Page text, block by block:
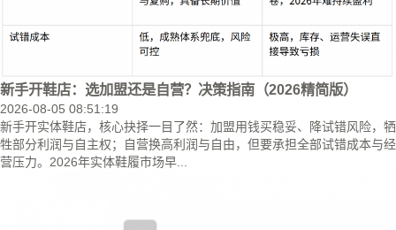
新手开鞋店：选加盟还是自营？决策指南（2026精简版）
2026-08-05 08:51:19
新手开实体鞋店，核心抉择一目了然：加盟用钱买稳妥、降试错风险，牺
牲部分利润与自主权；自营换高利润与自由，但要承担全部试错成本与经
营压力。2026年实体鞋履市场早...